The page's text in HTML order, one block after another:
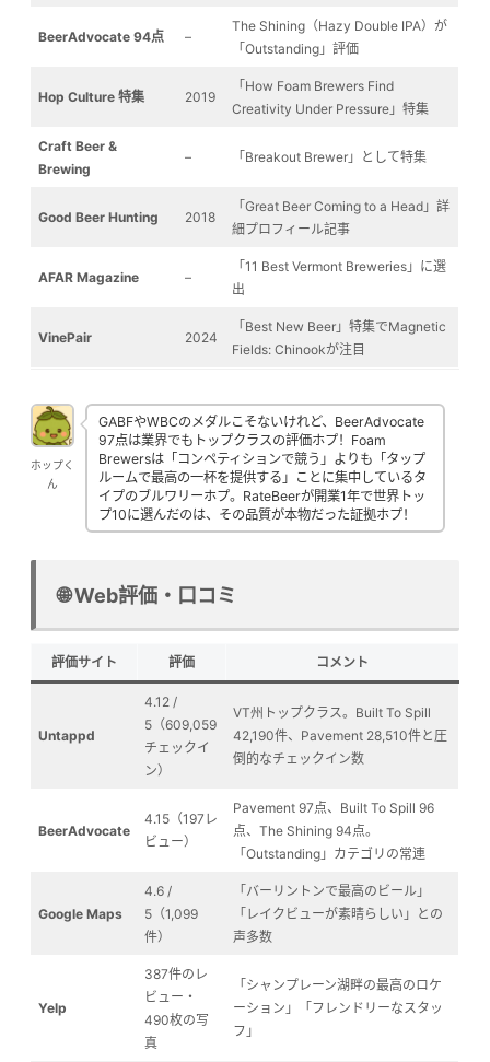
BeerAdvocate 94点 –
The Shining（Hazy Double IPA）が
「Outstanding」評価
Hop Culture 特集 2019
「How Foam Brewers Find
Creativity Under Pressure」特集
Craft Beer &
Brewing
– 「Breakout Brewer」として特集
Good Beer Hunting 2018
「Great Beer Coming to a Head」詳
細プロフィール記事
AFAR Magazine –
「11 Best Vermont Breweries」に選
出
VinePair 2024
「Best New Beer」特集でMagnetic
Fields: Chinookが注目
ホップく
ん
GABFやWBCのメダルこそないけれど、BeerAdvocate
97点は業界でもトップクラスの評価ホプ！Foam
Brewersは「コンペティションで競う」よりも「タップ
ルームで最高の一杯を提供する」ことに集中しているタ
イプのブルワリーホプ。RateBeerが開業1年で世界トッ
プ10に選んだのは、その品質が本物だった証拠ホプ！
🌐 Web評価・口コミ
評価サイト 評価 コメント
Untappd
4.12 /
5（609,059
チェックイ
ン）
VT州トップクラス。Built To Spill
42,190件、Pavement 28,510件と圧
倒的なチェックイン数
BeerAdvocate
4.15（197レ
ビュー）
Pavement 97点、Built To Spill 96
点、The Shining 94点。
「Outstanding」カテゴリの常連
Google Maps
4.6 /
5（1,099
件）
「バーリントンで最高のビール」
「レイクビューが素晴らしい」との
声多数
Yelp
387件のレ
ビュー・
490枚の写
真
「シャンプレーン湖畔の最高のロケ
ーション」「フレンドリーなスタッ
フ」